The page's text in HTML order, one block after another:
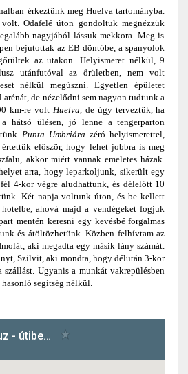
érkeztünk meg Huelva tartományba.
volt. Odafelé úton gondoltuk megnézzük
nagyjából lássuk mekkora. Meg is
bejutottak az EB döntőbe, a spanyolok
az utakon. Helyismeret nélkül, 9
utánfutóval az őrületben, nem volt
nélkül megúszni. Egyetlen épületet
de nézelődni sem nagyon tudtunk a
km-re volt Huelva, de úgy terveztük, ha
hátsó ülésen, jó lenne a tengerparton
Punta Umbriára zéró helyismerettel,
először, hogy lehet jobbra is meg
akkor miért vannak emeletes házak.
arra, hogy leparkoljunk, sikerült egy
4-kor végre aludhattunk, és délelőtt 10
Két napja voltunk úton, és be kellett
ahová majd a vendégeket fogjuk
mentén keresni egy kevésbé forgalmas
és átöltözhetünk. Közben felhívtam az
aki megadta egy másik lány számát.
Szilvit, aki mondta, hogy délután 3-kor
szállást. Ugyanis a munkát vakrepülésben
segítség nélkül.